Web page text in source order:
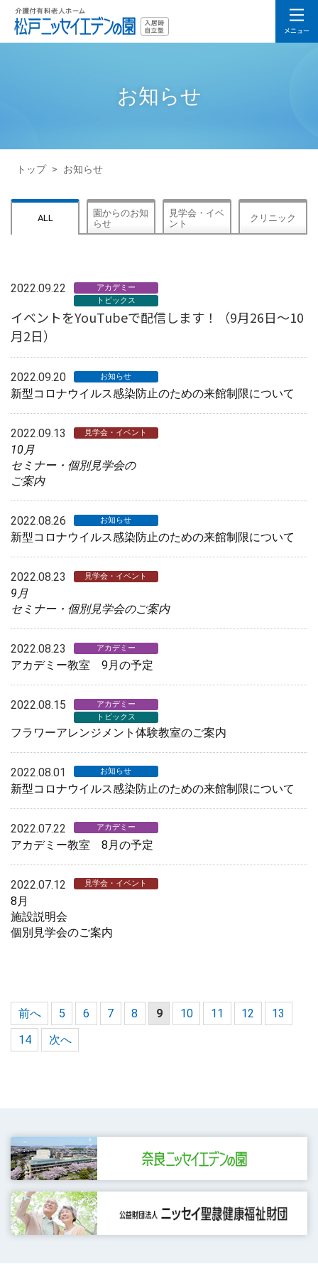
お知らせ
トップ > お知らせ
ALL
園からのお知
らせ
見学会・イベ
ント
クリニック
2022.09.22
アカデミー
トピックス
イベントをYouTubeで配信します！（9月26日～10
月2日）
2022.09.20 お知らせ
新型コロナウイルス感染防止のための来館制限について
2022.09.13 見学会・イベント
10月
セミナー・個別見学会の
ご案内
2022.08.26 お知らせ
新型コロナウイルス感染防止のための来館制限について
2022.08.23 見学会・イベント
9月
セミナー・個別見学会のご案内
2022.08.23 アカデミー
アカデミー教室 9月の予定
2022.08.15
アカデミー
トピックス
フラワーアレンジメント体験教室のご案内
2022.08.01 お知らせ
新型コロナウイルス感染防止のための来館制限について
2022.07.22 アカデミー
アカデミー教室 8月の予定
2022.07.12 見学会・イベント
8月
施設説明会
個別見学会のご案内
前へ 5 6 7 8 9 10 11 12
13
14
次へ